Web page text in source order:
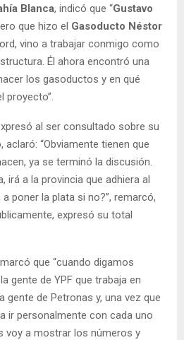
Blanca, indicó que “Gustavo
que hizo el Gasoducto Néstor
vino a trabajar conmigo como
Él ahora encontró una
los gasoductos y en qué
proyecto”.
al ser consultado sobre su
aclaró: “Obviamente tienen que
ya se terminó la discusión.
irá a la provincia que adhiera al
a poner la plata si no?”, remarcó,
expresó su total
que “cuando digamos
gente de YPF que trabaja en
gente de Petronas y, una vez que
ir personalmente con cada uno
voy a mostrar los números y